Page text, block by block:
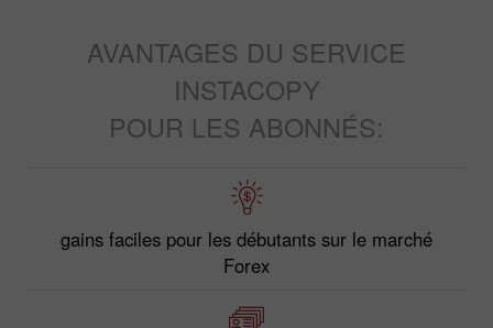
AVANTAGES DU SERVICE
INSTACOPY
POUR LES ABONNÉS:
gains faciles pour les débutants sur le marché
Forex